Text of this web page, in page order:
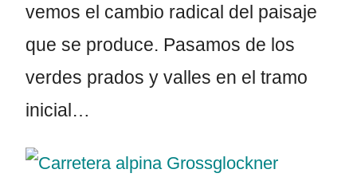
vemos el cambio radical del paisaje
que se produce. Pasamos de los
verdes prados y valles en el tramo
inicial…